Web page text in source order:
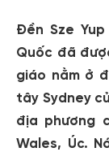
Đền Sze
Quốc đã
giáo nằm ở
tây Sydney
địa phương
Wales, Úc.